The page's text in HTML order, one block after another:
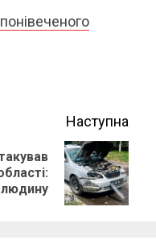
Наступна